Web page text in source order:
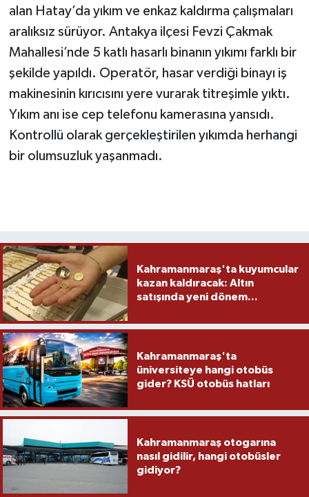
alan Hatay’da yıkım ve enkaz kaldırma çalışmaları
aralıksız sürüyor. Antakya ilçesi Fevzi Çakmak
Mahallesi’nde 5 katlı hasarlı binanın yıkımı farklı bir
şekilde yapıldı. Operatör, hasar verdiği binayı iş
makinesinin kırıcısını yere vurarak titreşimle yıktı.
Yıkım anı ise cep telefonu kamerasına yansıdı.
Kontrollü olarak gerçekleştirilen yıkımda herhangi
bir olumsuzluk yaşanmadı.
Kahramanmaraş'ta kuyumcular
kazan kaldıracak: Altın
satışında yeni dönem...
Kahramanmaraş'ta
üniversiteye hangi otobüs
gider? KSÜ otobüs hatları
Kahramanmaraş otogarına
nasıl gidilir, hangi otobüsler
gidiyor?
OTOMOTİV
TEKNOLOJİ
YAŞAM
KÜLTÜR SANAT